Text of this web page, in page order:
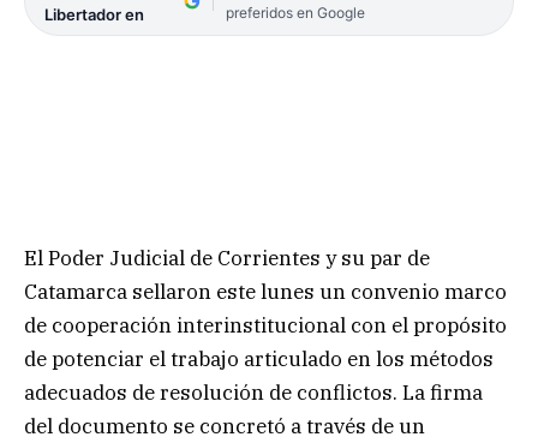
Libertador en
preferidos en Google
El Poder Judicial de Corrientes y su par de
Catamarca sellaron este lunes un convenio marco
de cooperación interinstitucional con el propósito
de potenciar el trabajo articulado en los métodos
adecuados de resolución de conflictos. La firma
del documento se concretó a través de un